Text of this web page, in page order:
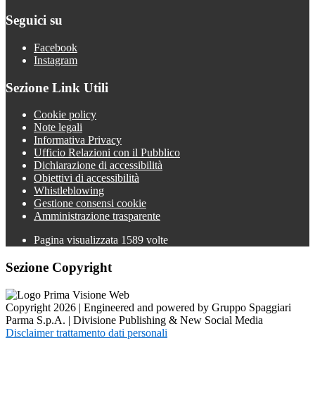
Seguici su
Facebook
Instagram
Sezione Link Utili
Cookie policy
Note legali
Informativa Privacy
Ufficio Relazioni con il Pubblico
Dichiarazione di accessibilità
Obiettivi di accessibilità
Whistleblowing
Gestione consensi cookie
Amministrazione trasparente
Pagina visualizzata 1589 volte
Sezione Copyright
Copyright 2026 | Engineered and powered by Gruppo Spaggiari
Parma S.p.A. | Divisione Publishing & New Social Media
Disclaimer trattamento dati personali